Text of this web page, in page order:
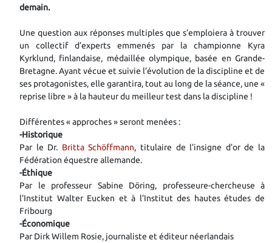
demain.
Une question aux réponses multiples que s’emploiera à trouver
un collectif d’experts emmenés par la championne Kyra
Kyrklund, finlandaise, médaillée olympique, basée en Grande-
Bretagne. Ayant vécue et suivie l’évolution de la discipline et de
ses protagonistes, elle garantira, tout au long de la séance, une «
reprise libre » à la hauteur du meilleur test dans la discipline !
Différentes « approches » seront menées :
-Historique
Par le Dr. Britta Schöffmann, titulaire de l’insigne d’or de la
Fédération équestre allemande.
-Éthique
Par le professeur Sabine Döring, professeure-chercheuse à
l’Institut Walter Eucken et à l’Institut des hautes études de
Fribourg
-Économique
Par Dirk Willem Rosie, journaliste et éditeur néerlandais